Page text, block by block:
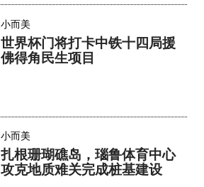
小而美
世界杯门将打卡中铁十四局援
佛得角民生项目
小而美
扎根珊瑚礁岛，瑙鲁体育中心
攻克地质难关完成桩基建设